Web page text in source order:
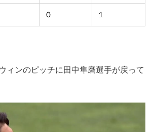
０ １
ィンのピッチに田中隼磨選手が戻って